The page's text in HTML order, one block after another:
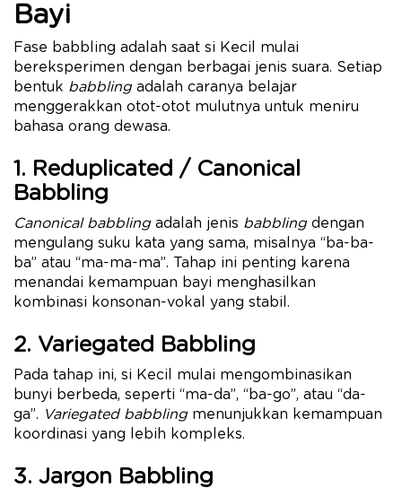
Bayi
Fase babbling adalah saat si Kecil mulai
bereksperimen dengan berbagai jenis suara. Setiap
bentuk babblingadalah caranya belajar
menggerakkan otot-otot mulutnya untuk meniru
bahasa orang dewasa.
1. Reduplicated / Canonical
Babbling
Canonical babblingadalah jenis babblingdengan
mengulang suku kata yang sama, misalnya “ba-ba-
ba” atau “ma-ma-ma”. Tahap ini penting karena
menandai kemampuan bayi menghasilkan
kombinasi konsonan-vokal yang stabil.
2. Variegated Babbling
Pada tahap ini, si Kecil mulai mengombinasikan
bunyi berbeda, seperti “ma-da”, “ba-go”, atau “da-
ga”. Variegated babblingmenunjukkan kemampuan
koordinasi yang lebih kompleks.
3. Jargon Babbling